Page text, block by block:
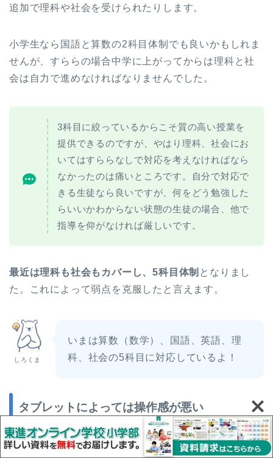
追加で理科や社会を受けられたりします。
小学生なら国語と算数の2科目体制でも良いかもしれま
せんが、すららの場合中学に上がってからは理科と社
会は自力で進めなければなりませんでした。
3科目に絞っているからこそ質の高い授業を
提供できるのですが、やはり理科、社会にお
いてはすららなしで対応を考えなければなら
なかったのは痛いところです。自分で対応で
きる生徒なら良いですが、何をどう勉強した
らいいかわからない状態の生徒の場合、他で
指導を仰がなければ厳しいです。
最近は理科も社会もカバーし、5科目体制 となりまし
た。これによって弱点を克服したと言えます。
しろくま
いまは算数（数学）、国語、英語、理
科、社会の5科目に対応しているよ！
タブレットによっては操作感が悪い
タブレット学習ができるすららでは、タブレットによ